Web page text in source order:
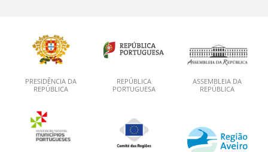
PRESIDÊNCIA DA
REPÚBLICA
REPÚBLICA
PORTUGUESA
ASSEMBLEIA DA
REPÚBLICA